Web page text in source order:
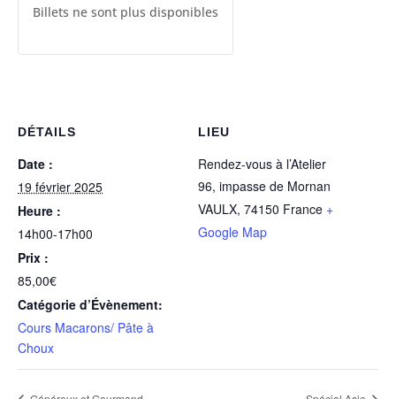
DÉTAILS
Date :
19 février 2025
Heure :
14h00-17h00
Prix :
85,00€
Catégorie d’Évènement:
Cours Macarons/ Pâte à
Choux
LIEU
Rendez-vous à l’Atelier
96, impasse de Mornan
VAULX, 74150 France +
Google Map
Billets ne sont plus disponibles